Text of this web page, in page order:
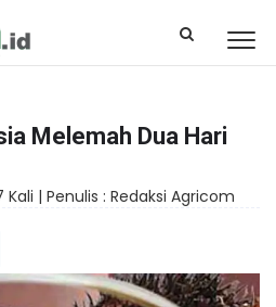
Melemah Dua Hari
Kali | Penulis : Redaksi Agricom